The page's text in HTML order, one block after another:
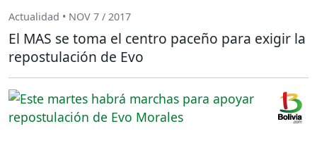
Actualidad • NOV 7 / 2017
El MAS se toma el centro paceño para exigir la
repostulación de Evo